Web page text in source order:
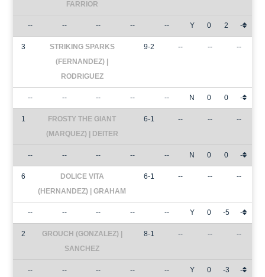
FARRIOR
-- -- -- -- -- Y 0 2 -
3
STRIKING SPARKS
(FERNANDEZ) |
RODRIGUEZ
9-2 -- -- --
-- -- -- -- -- N 0 0 -
1
FROSTY THE GIANT
(MARQUEZ) | DEITER
6-1 -- -- --
-- -- -- -- -- N 0 0 -
6
DOLICE VITA
(HERNANDEZ) | GRAHAM
6-1 -- -- --
-- -- -- -- -- Y 0 -5 -
2
GROUCH (GONZALEZ) |
SANCHEZ
8-1 -- -- --
-- -- -- -- -- Y 0 -3 -